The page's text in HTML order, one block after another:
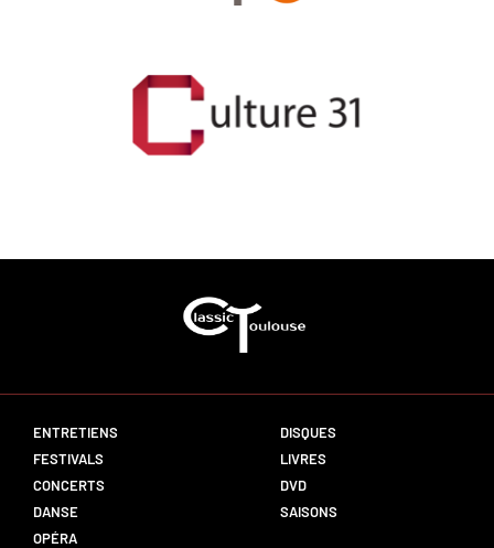
ENTRETIENS
FESTIVALS
CONCERTS
DANSE
OPÉRA
DISQUES
LIVRES
DVD
SAISONS